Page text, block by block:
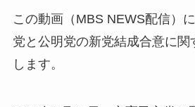
この動画（MBS NEWS配信）
党と公明党の新党結成合意に関
します。